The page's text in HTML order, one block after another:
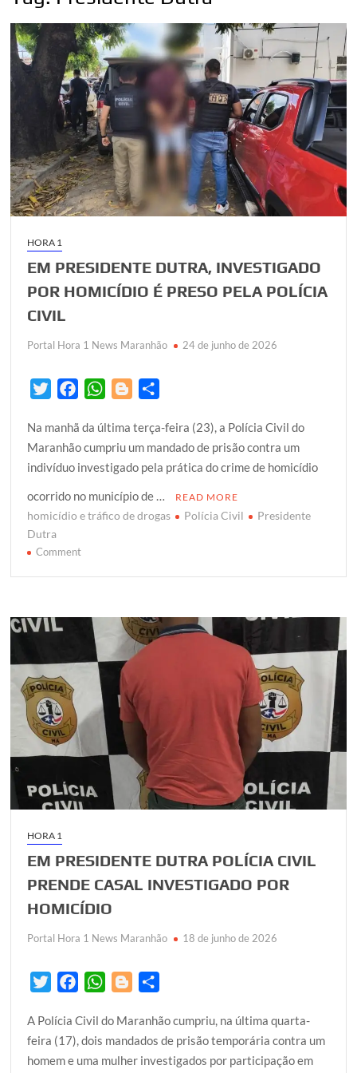
HORA 1
EM PRESIDENTE DUTRA, INVESTIGADO
POR HOMICÍDIO É PRESO PELA POLÍCIA
CIVIL
Portal Hora 1 News Maranhão 24 de junho de 2026
i
t
t
e
r
c
e
b
o
o
W
a
t
s
A
p
o
g
g
e
r
a
r
e
Na manhã da última terça-feira (23), a Polícia Civil do
Maranhão cumpriu um mandado de prisão contra um
indivíduo investigado pela prática do crime de homicídio
ocorrido no município de …
READ MORE
homicídio e tráfico de drogas Polícia Civil
Presidente
Dutra
Commenton
INVESTIGADO
POR
HOMICÍDIO
PRESO
PELA
POLÍCIA
CIVIL
HORA 1
EM PRESIDENTE DUTRA POLÍCIA CIVIL
PRENDE CASAL INVESTIGADO POR
HOMICÍDIO
Portal Hora 1 News Maranhão 18 de junho de 2026
i
t
t
c
e
b
W
a
t
s
o
g
g
a
r
e
A Polícia Civil do Maranhão cumpriu, na última quarta-
feira (17), dois mandados de prisão temporária contra um
homem e uma mulher investigados por participação em